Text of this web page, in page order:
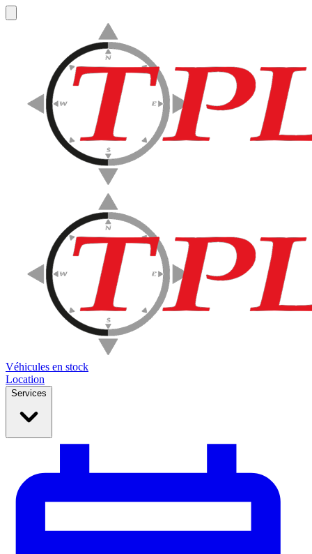
Véhicules en stock
Location
Services